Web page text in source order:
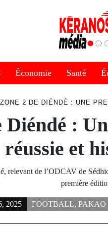
Économie Santé
ZONE 2 DE DIÉNDÉ : UNE
Diéndé :
réussie et
relevant de l’ODCAV de
première
2025 FOOTBALL, PAKAO